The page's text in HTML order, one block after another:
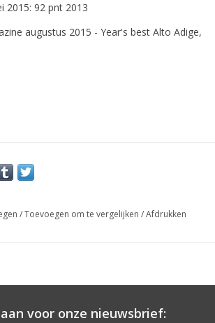
2015: 92 pnt 2013
augustus 2015 - Year's best Alto Adige,
/Toevoegen om te vergelijken /Afdrukken
voor onze nieuwsbrief: